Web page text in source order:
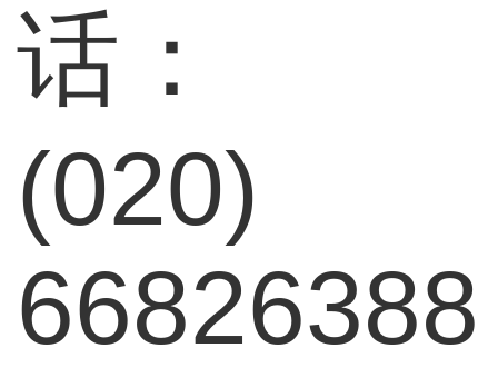
话：
(020)
66826388